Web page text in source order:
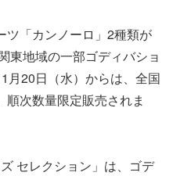
ツ「カンノーロ」2種類が
東地域の一部ゴディバショ
月20日（水）からは、全国
次数量限定販売されま
セレクション」は、ゴデ